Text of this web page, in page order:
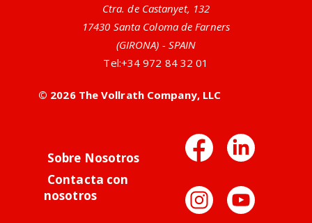
Ctra. de Castanyet, 132
17430 Santa Coloma de Farners
(GIRONA) - SPAIN
Tel:+34 972 84 32 01
© 2026 The Vollrath Company, LLC
Sobre Nosotros
Contacta con
nosotros